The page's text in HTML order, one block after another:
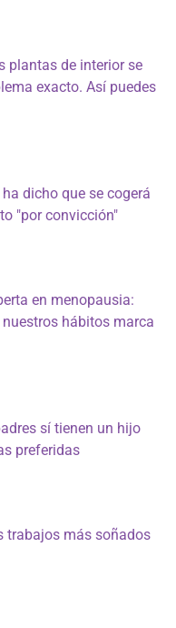
plantas de interior se
exacto. Así puedes
dicho que se cogerá
"por convicción"
en menopausia:
hábitos marca
sí tienen un hijo
preferidas
trabajos más soñados